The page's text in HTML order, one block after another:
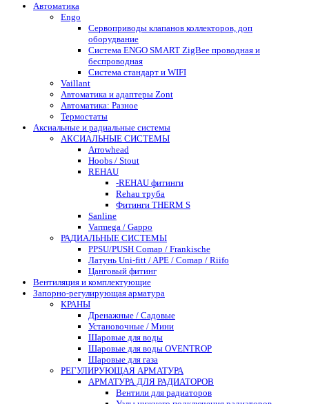
Автоматика
Engo
Сервоприводы клапанов коллекторов, доп
оборудвание
Система ENGO SMART ZigBee проводная и
беспроводная
Система стандарт и WIFI
Vaillant
Автоматика и адаптеры Zont
Автоматика: Разное
Термостаты
Аксиальные и радиальные системы
АКСИАЛЬНЫЕ СИСТЕМЫ
Arrowhead
Hoobs / Stout
REHAU
-REHAU фитинги
Rehau труба
Фитинги THERM S
Sanline
Varmega / Gappo
РАДИАЛЬНЫЕ СИСТЕМЫ
PPSU/PUSH Comap / Frankische
Латунь Uni-fitt / APE / Comap / Riifo
Цанговый фитинг
Вентиляция и комплектующие
Запорно-регулирующая арматура
КРАНЫ
Дренажные / Садовые
Установочные / Мини
Шаровые для воды
Шаровые для воды OVENTROP
Шаровые для газа
РЕГУЛИРУЮЩАЯ АРМАТУРА
АРМАТУРА ДЛЯ РАДИАТОРОВ
Вентили для радиаторов